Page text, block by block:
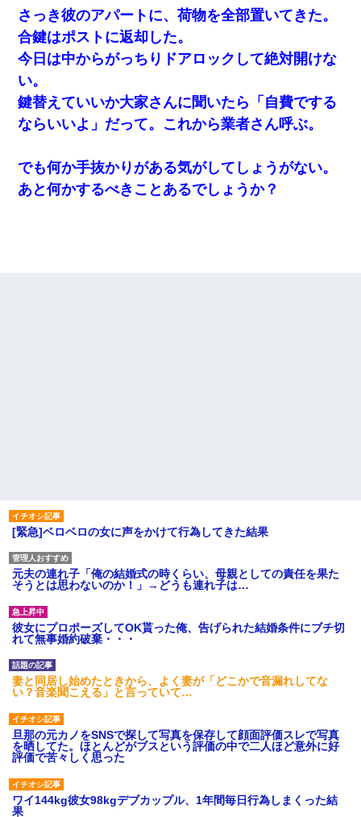
さっき彼のアパートに、荷物を全部置いてきた。
合鍵はポストに返却した。
今日は中からがっちりドアロックして絶対開けな
い。
鍵替えていいか大家さんに聞いたら「自費でする
ならいいよ」だって。これから業者さん呼ぶ。
でも何か手抜かりがある気がしてしょうがない。
あと何かするべきことあるでしょうか？
[緊急]ベロベロの女に声をかけて行為してきた結果
元夫の連れ子「俺の結婚式の時くらい、母親としての責任を果た
そうとは思わないのか！」→どうも連れ子は…
彼女にプロポーズしてOK貰った俺、告げられた結婚条件にブチ切
れて無事婚約破棄・・・
妻と同居し始めたときから、よく妻が「どこかで音漏れしてな
い？音楽聞こえる」と言っていて…
旦那の元カノをSNSで探して写真を保存して顔面評価スレで写真
を晒してた。ほとんどがブスという評価の中で二人ほど意外に好
評価で苦々しく思った
ワイ144kg彼女98kgデブカップル、1年間毎日行為しまくった結
果